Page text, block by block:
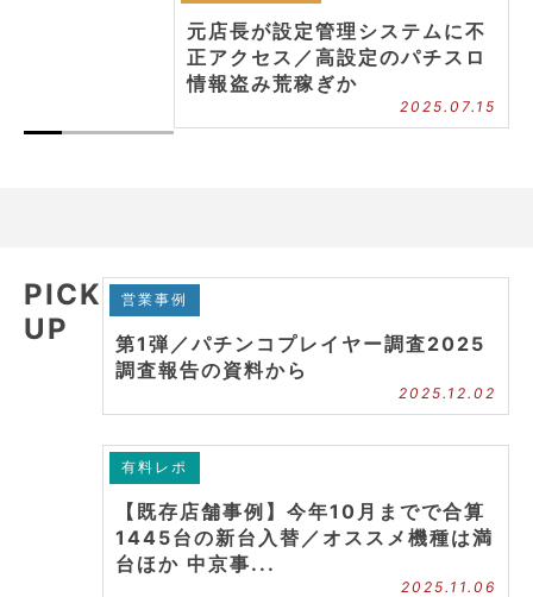
元店長が設定管理システムに不
正アクセス／高設定のパチスロ
情報盗み荒稼ぎか
2025.07.15
PICK
UP
営業事例
第1弾／パチンコプレイヤー調査2025
調査報告の資料から
2025.12.02
有料レポ
【既存店舗事例】今年10月までで合算
1445台の新台入替／オススメ機種は満
台ほか 中京事...
2025.11.06